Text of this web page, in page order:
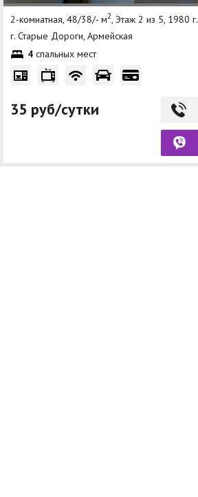
2-комнатная, 48/38/- м2, Этаж 2 из 5, 1980 г.
г. Старые Дороги, Армейская
4 спальных мест
35 руб/сутки